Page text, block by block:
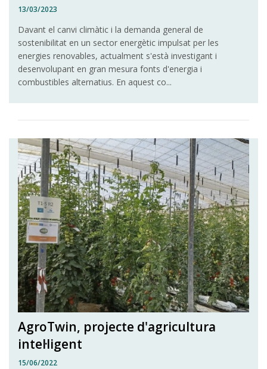
13/03/2023
Davant el canvi climàtic i la demanda general de
sostenibilitat en un sector energètic impulsat per les
energies renovables, actualment s'està investigant i
desenvolupant en gran mesura fonts d'energia i
combustibles alternatius. En aquest co...
AgroTwin, projecte d'agricultura
intel·ligent
15/06/2022